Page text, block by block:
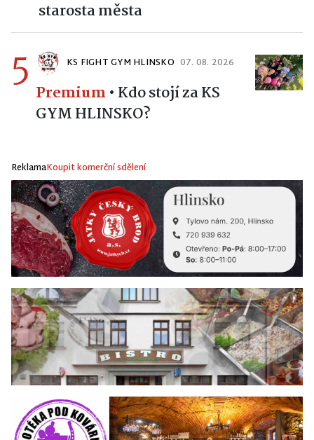
starosta města
5 KS FIGHT GYM HLINSKO 07. 08. 2026
Premium • Kdo stojí za KS
GYM HLINSKO?
ReklamaKoupit komerční sdělení